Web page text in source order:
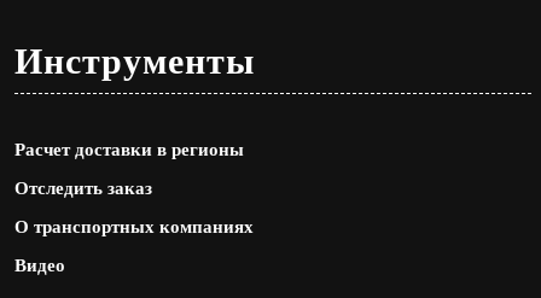
Инструменты
Расчет доставки в регионы
Отследить заказ
О транспортных компаниях
Видео